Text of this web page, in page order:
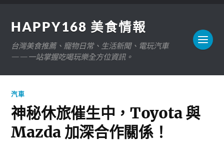
HAPPY168 美食情報
台灣美食推薦、寵物日常、生活新聞、電玩汽車
——一站掌握吃喝玩樂全方位資訊。
汽車
神秘休旅催生中，Toyota 與
Mazda 加深合作關係！